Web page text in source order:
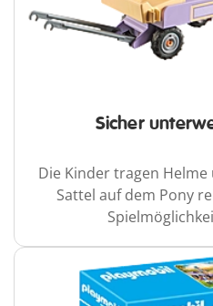
Sicher
Die Kinder tragen
Sattel auf dem Pony